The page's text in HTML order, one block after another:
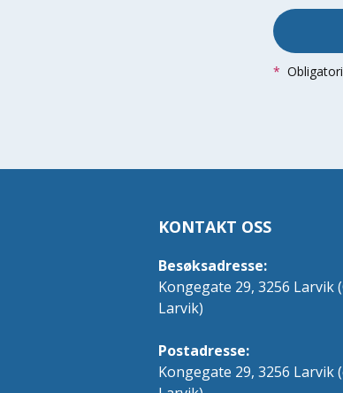
*
KONTAKT OSS
Besøksadresse:
Kongegate 29, 3256 Larvik
Larvik)
Postadresse:
Kongegate 29, 3256 Larvik